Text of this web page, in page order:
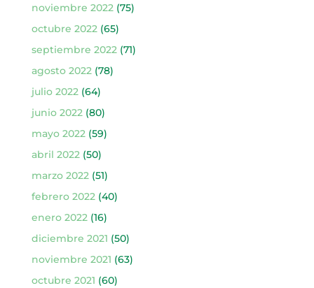
noviembre 2022(75)
octubre 2022(65)
septiembre 2022(71)
agosto 2022(78)
julio 2022(64)
junio 2022(80)
mayo 2022(59)
abril 2022(50)
marzo 2022(51)
febrero 2022(40)
enero 2022(16)
diciembre 2021 (50)
noviembre 2021 (63)
octubre 2021 (60)